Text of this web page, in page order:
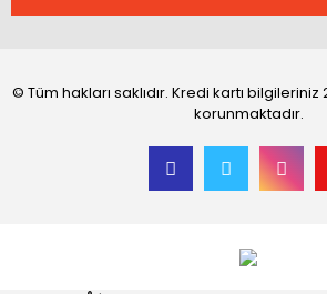
© Tüm hakları saklıdır. Kredi kartı bilgileriniz
korunmaktadır.